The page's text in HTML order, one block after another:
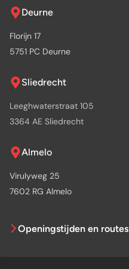
Deurne
Florijn 17
5751 PC Deurne
Sliedrecht
Leeghwaterstraat 105
3364 AE Sliedrecht
Almelo
Virulyweg 25
7602 RG Almelo
Openingstijden en routes